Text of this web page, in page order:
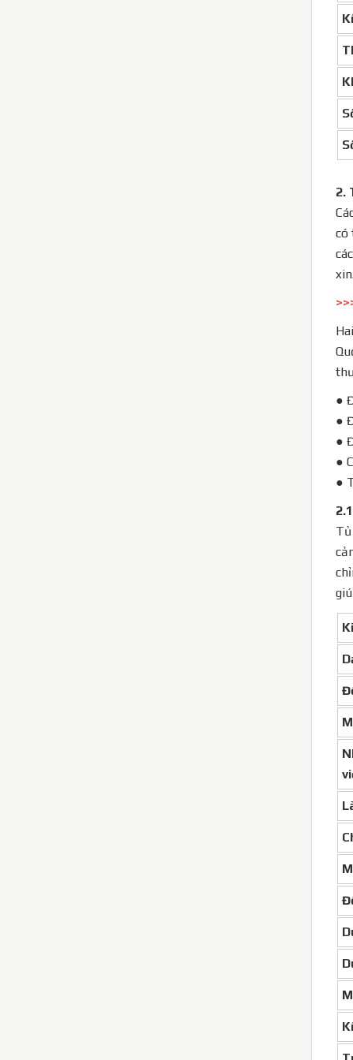
2.
có
●
●
●
●
●